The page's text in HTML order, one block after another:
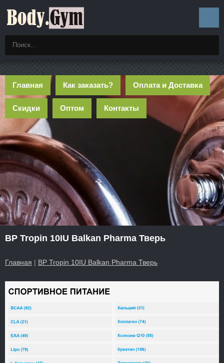
Главная Как заказать? Оплата и Доставка
Скидки Оптом Контакты
BP Tropin 10IU Balkan Pharma Тверь
Главная | BP Tropin 10IU Balkan Pharma Тверь